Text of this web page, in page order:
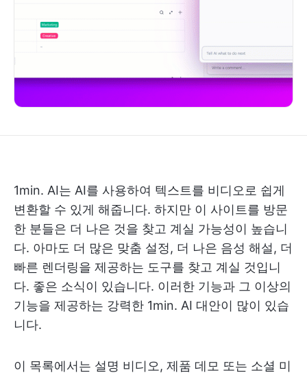
1min. AI는 AI를 사용하여 텍스트를 비디오로 쉽게
변환할 수 있게 해줍니다. 하지만 이 사이트를 방문
한 분들은 더 나은 것을 찾고 계실 가능성이 높습니
다. 아마도 더 많은 맞춤 설정, 더 나은 음성 해설, 더
빠른 렌더링을 제공하는 도구를 찾고 계실 것입니
다. 좋은 소식이 있습니다. 이러한 기능과 그 이상의
기능을 제공하는 강력한 1min. AI 대안이 많이 있습
니다.
이 목록에서는 설명 비디오, 제품 데모 또는 소셜 미